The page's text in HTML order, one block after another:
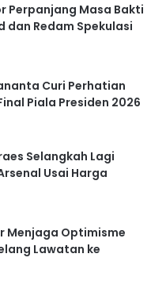
Perpanjang Masa Bakti
dan Redam Spekulasi
Curi Perhatian
Piala Presiden 2026
Selangkah Lagi
Usai Harga
Menjaga Optimisme
Lawatan ke